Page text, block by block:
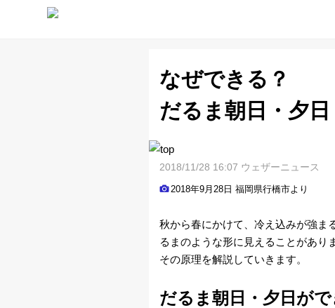
なぜできる？
だるま朝日・夕日
2018/11/28 16:07 ウェザーニュース
2018年9月28日 福岡県行橋市より
秋から春にかけて、冷え込みが強ま
るまのような形に見えることがあり
その原理を解説していきます。
だるま朝日・夕日が